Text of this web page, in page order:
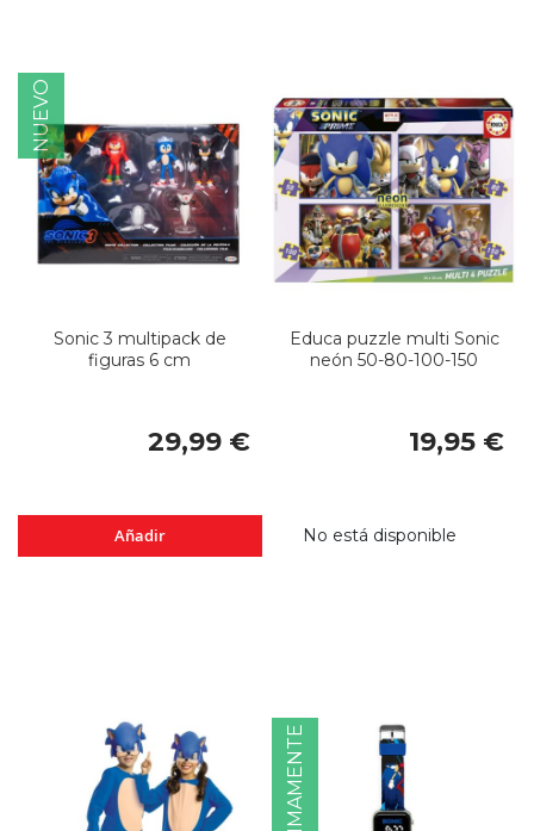
NUEVO
Sonic 3 multipack de
figuras 6 cm
29,99 €
Añadir
Educa puzzle multi Sonic
neón 50-80-100-150
19,95 €
No está disponible